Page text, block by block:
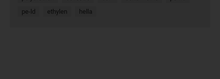
pe-ld
ethylen hella